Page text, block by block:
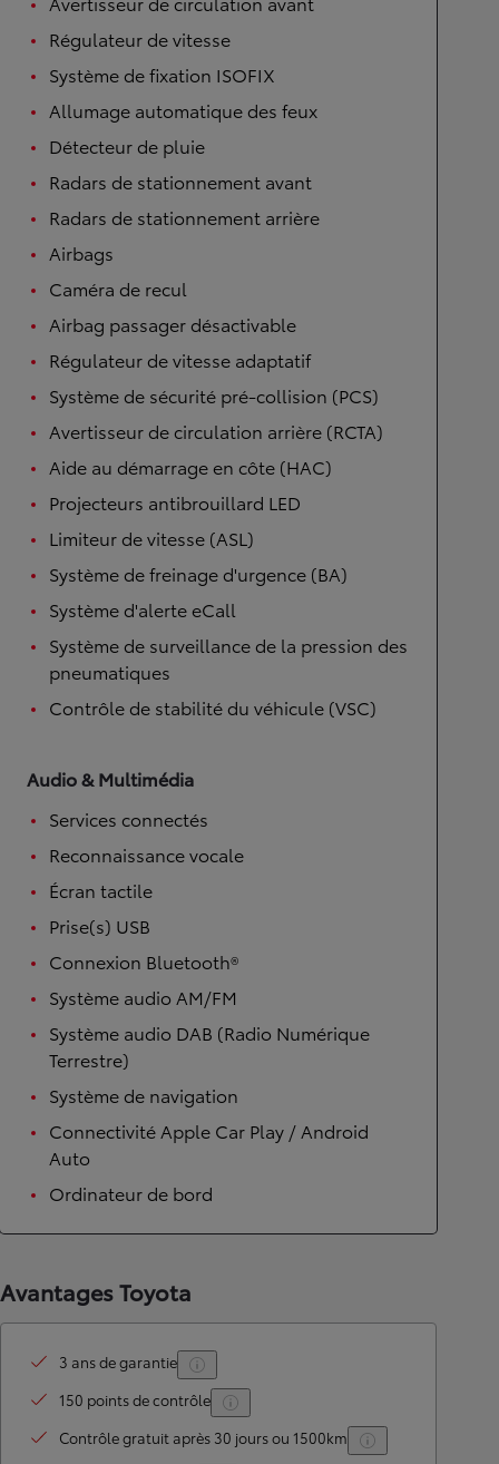
Régulateur de vitesse
Système de fixation ISOFIX
Allumage automatique des feux
Détecteur de pluie
Radars de stationnement avant
Radars de stationnement arrière
Airbags
Caméra de recul
Airbag passager désactivable
Régulateur de vitesse adaptatif
Système de sécurité pré-collision (PCS)
Avertisseur de circulation arrière (RCTA)
Aide au démarrage en côte (HAC)
Projecteurs antibrouillard LED
Limiteur de vitesse (ASL)
Système de freinage d'urgence (BA)
Système d'alerte eCall
Système de surveillance de la pression des
pneumatiques
Contrôle de stabilité du véhicule (VSC)
Audio & Multimédia
Services connectés
Reconnaissance vocale
Écran tactile
Prise(s) USB
Connexion Bluetooth®
Système audio AM/FM
Système audio DAB (Radio Numérique
Terrestre)
Système de navigation
Connectivité Apple Car Play / Android
Auto
Ordinateur de bord
Avantages Toyota
3 ans de garantie
150 points de contrôle
Contrôle gratuit après 30 jours ou 1500km